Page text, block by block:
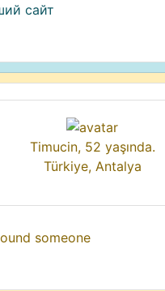
сайт
Timucin, 52 yaşında.
Türkiye, Antalya
someone